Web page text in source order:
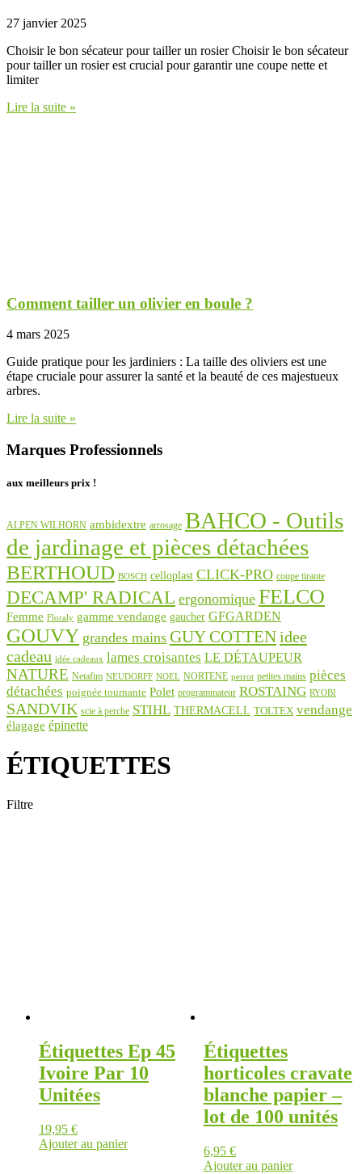
27 janvier 2025
Choisir le bon sécateur pour tailler un rosier Choisir le bon sécateur
pour tailler un rosier est crucial pour garantir une coupe nette et
limiter
Lire la suite »
Comment tailler un olivier en boule ?
4 mars 2025
Guide pratique pour les jardiniers : La taille des oliviers est une
étape cruciale pour assurer la santé et la beauté de ces majestueux
arbres.
Lire la suite »
Marques Professionnels
aux meilleurs prix !
ALPEN WILHORN ambidextre arrosage BAHCO - Outils
de jardinage et pièces détachées
BERTHOUD BOSCH celloplast CLICK-PRO coupe tirante
DECAMP' RADICAL ergonomique FELCO
Femme Floraly gamme vendange gaucher GFGARDEN
GOUVY grandes mains GUY COTTENidee
cadeau idée cadeaux lames croisantes LE DÉTAUPEUR
NATURE Netafim NEUDORFF NOEL NORTENE perrot petites mains pièces
détachées poignée tournante Polet programmateur ROSTAING RYOBI
SANDVIK scie à perche STIHL THERMACELL TOLTEX vendange
élagage épinette
ÉTIQUETTES
Filtre
Étiquettes Ep 45
Ivoire Par 10
Unitées
19,95 €
Ajouter au panier
Étiquettes
horticoles cravate
blanche papier –
lot de 100 unités
6,95 €
Ajouter au panier